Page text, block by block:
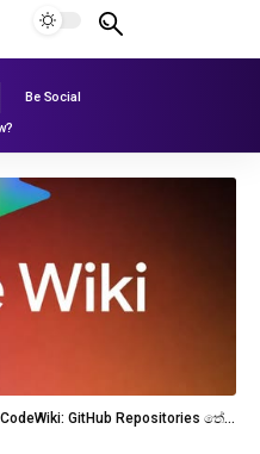
Be Social
GitHub Repositories තේරුම් ගැනීම දැන් තත්පර කිහිපයක වැඩක්!